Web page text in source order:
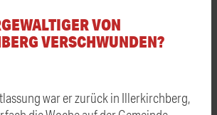
VON
VERSCHWUNDEN?
war er zurück in Illerkirchberg,